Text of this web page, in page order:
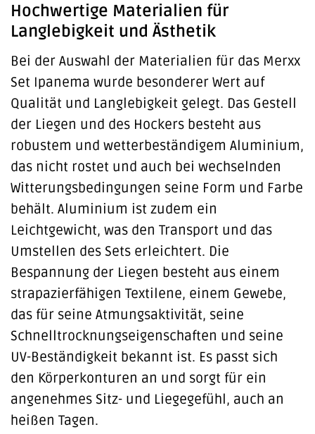
Hochwertige Materialien für
Langlebigkeit und Ästhetik
Bei der Auswahl der Materialien für das Merxx
Set Ipanema wurde besonderer Wert auf
Qualität und Langlebigkeit gelegt. Das Gestell
der Liegen und des Hockers besteht aus
robustem und wetterbeständigem Aluminium,
das nicht rostet und auch bei wechselnden
Witterungsbedingungen seine Form und Farbe
behält. Aluminium ist zudem ein
Leichtgewicht, was den Transport und das
Umstellen des Sets erleichtert. Die
Bespannung der Liegen besteht aus einem
strapazierfähigen Textilene, einem Gewebe,
das für seine Atmungsaktivität, seine
Schnelltrocknungseigenschaften und seine
UV-Beständigkeit bekannt ist. Es passt sich
den Körperkonturen an und sorgt für ein
angenehmes Sitz- und Liegegefühl, auch an
heißen Tagen.